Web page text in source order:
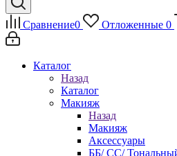
Сравнение0 Отложенные 0
Каталог
Назад
Каталог
Макияж
Назад
Макияж
Аксессуары
ББ/ СС/